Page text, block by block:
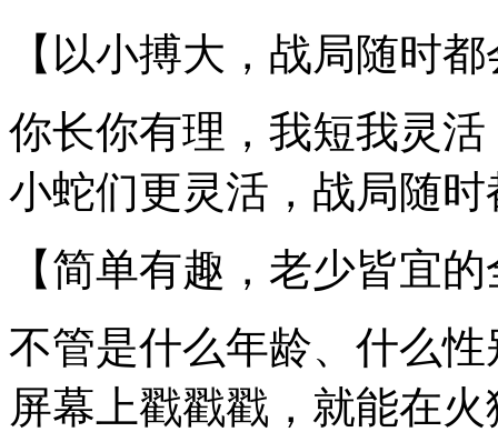
【以小搏大，战局随时
你长你有理，我短我灵
小蛇们更灵活，战局随
【简单有趣，老少皆宜
不管是什么年龄、什么
屏幕上戳戳戳，就能在